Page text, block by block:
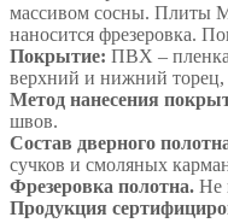
массивом сосны. Плиты
наносится фрезеровка.
Покрытие: ПВХ –
верхний и нижний торец,
Метод нанесения
швов.
Состав дверного
сучков и смоляных
Фрезеровка полотна. Не
Продукция